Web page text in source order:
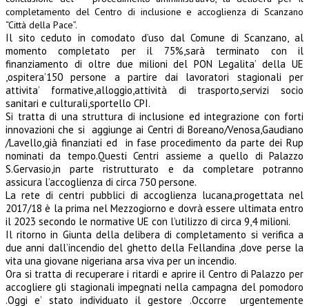
completamento del Centro di inclusione e accoglienza di Scanzano
“Città della Pace”.
Il sito ceduto in comodato d’uso dal Comune di Scanzano, al
momento completato per il 75%,sarà terminato con il
finanziamento di oltre due milioni del PON Legalita’ della UE
,ospitera’150 persone a partire dai lavoratori stagionali per
attivita’ formative,alloggio,attività di trasporto,servizi socio
sanitari e culturali,sportello CPI.
Si tratta di una struttura di inclusione ed integrazione con forti
innovazioni che si aggiunge ai Centri di Boreano/Venosa,Gaudiano
/Lavello,già finanziati ed in fase procedimento da parte dei Rup
nominati da tempo.Questi Centri assieme a quello di Palazzo
S.Gervasio,in parte ristrutturato e da completare potranno
assicura l’accoglienza di circa 750 persone.
La rete di centri pubblici di accoglienza lucana,progettata nel
2017/18 è la prima nel Mezzogiorno e dovrà essere ultimata entro
il 2023 secondo le normative UE con l’utilizzo di circa 9,4 milioni.
Il ritorno in Giunta della delibera di completamento si verifica a
due anni dall’incendio del ghetto della Fellandina ,dove perse la
vita una giovane nigeriana arsa viva per un incendio.
Ora si tratta di recuperare i ritardi e aprire il Centro di Palazzo per
accogliere gli stagionali impegnati nella campagna del pomodoro
.Oggi e’ stato individuato il gestore .Occorre urgentemente